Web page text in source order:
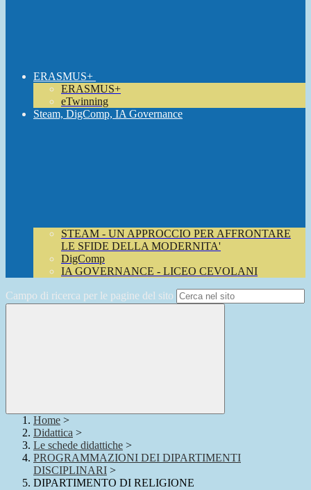
ERASMUS+
ERASMUS+
eTwinning
Steam, DigComp, IA Governance
STEAM - UN APPROCCIO PER AFFRONTARE
LE SFIDE DELLA MODERNITA'
DigComp
IA GOVERNANCE - LICEO CEVOLANI
Campo di ricerca per le pagine del sito
Home >
Didattica >
Le schede didattiche >
PROGRAMMAZIONI DEI DIPARTIMENTI
DISCIPLINARI >
DIPARTIMENTO DI RELIGIONE